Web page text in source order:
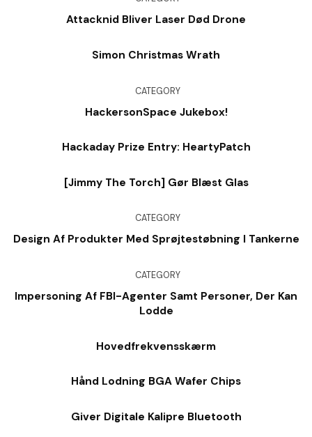
Attacknid Bliver Laser Død Drone
Simon Christmas Wrath
CATEGORY
HackersonSpace Jukebox!
Hackaday Prize Entry: HeartyPatch
[Jimmy The Torch] Gør Blæst Glas
CATEGORY
Design Af Produkter Med Sprøjtestøbning I Tankerne
CATEGORY
Impersoning Af FBI-Agenter Samt Personer, Der Kan
Lodde
Hovedfrekvensskærm
Hånd Lodning BGA Wafer Chips
Giver Digitale Kalipre Bluetooth